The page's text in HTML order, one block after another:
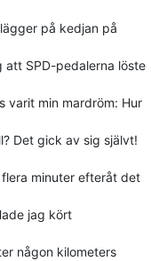
på kedjan på
att SPD-pedalerna löste
varit min mardröm: Hur
Det gick av sig självt!
minuter efteråt det
jag kört
någon kilometers